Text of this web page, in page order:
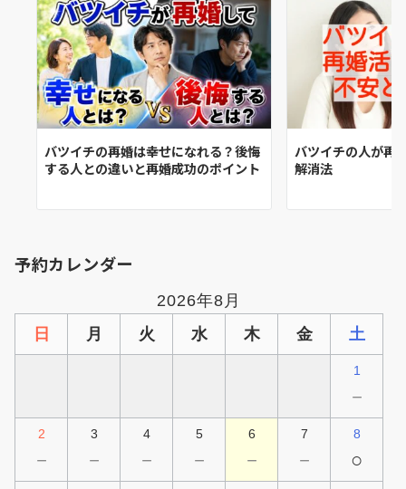
バツイチの再婚は幸せになれる？後悔
する人との違いと再婚成功のポイント
バツイチの人が再
解消法
予約カレンダー
2026年8月
日
月 火 水 木 金 土
1
－
2
－
3
－
4
－
5
－
6
－
7
－
8
○